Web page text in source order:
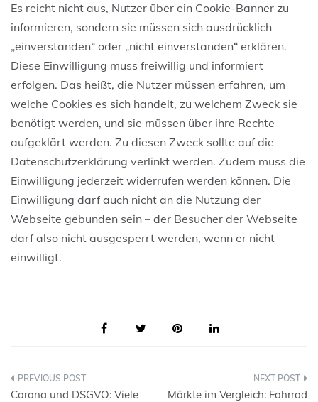
Es reicht nicht aus, Nutzer über ein Cookie-Banner zu
informieren, sondern sie müssen sich ausdrücklich
„einverstanden“ oder „nicht einverstanden“ erklären.
Diese Einwilligung muss freiwillig und informiert
erfolgen. Das heißt, die Nutzer müssen erfahren, um
welche Cookies es sich handelt, zu welchem Zweck sie
benötigt werden, und sie müssen über ihre Rechte
aufgeklärt werden. Zu diesen Zweck sollte auf die
Datenschutzerklärung verlinkt werden. Zudem muss die
Einwilligung jederzeit widerrufen werden können. Die
Einwilligung darf auch nicht an die Nutzung der
Webseite gebunden sein – der Besucher der Webseite
darf also nicht ausgesperrt werden, wenn er nicht
einwilligt.
Beitragsnavigation
Corona und DSGVO: Viele Märkte im Vergleich: Fahrrad